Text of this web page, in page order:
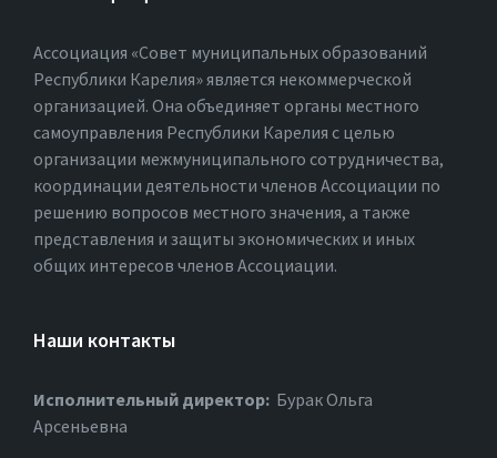
Ассоциация «Совет муниципальных образований
Республики Карелия» является некоммерческой
организацией. Она объединяет органы местного
самоуправления Республики Карелия с целью
организации межмуниципального сотрудничества,
координации деятельности членов Ассоциации по
решению вопросов местного значения, а также
представления и защиты экономических и иных
общих интересов членов Ассоциации.
Наши контакты
Исполнительный директор: Бурак Ольга
Арсеньевна